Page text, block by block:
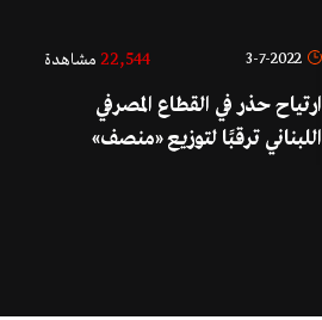
3-7-2022
22,544مشاهدة
ارتياح حذر في القطاع المصرفي
اللبناني ترقبًا لتوزيع «منصف»